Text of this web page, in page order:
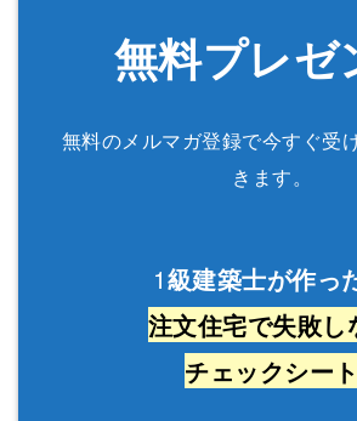
無料プレゼ
無料のメルマガ登録で今すぐ受
きます。
1級建築士が作っ
注文住宅で失敗し
チェックシート